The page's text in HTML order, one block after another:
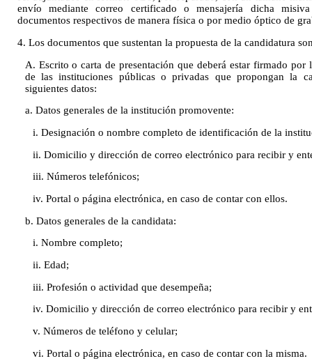
envío mediante correo certificado o mensajería dicha
documentos respectivos de manera física o por medio óptico de
4. Los documentos que sustentan la propuesta de la candidatura
A. Escrito o carta de presentación que deberá estar firmado
de las instituciones públicas o privadas que propongan la
siguientes datos:
a. Datos generales de la institución promovente:
i. Designación o nombre completo de identificación de la
ii. Domicilio y dirección de correo electrónico para recibir y
iii. Números telefónicos;
iv. Portal o página electrónica, en caso de contar con ellos.
b. Datos generales de la candidata:
i. Nombre completo;
ii. Edad;
iii. Profesión o actividad que desempeña;
iv. Domicilio y dirección de correo electrónico para recibir y
v. Números de teléfono y celular;
vi. Portal o página electrónica, en caso de contar con la misma.